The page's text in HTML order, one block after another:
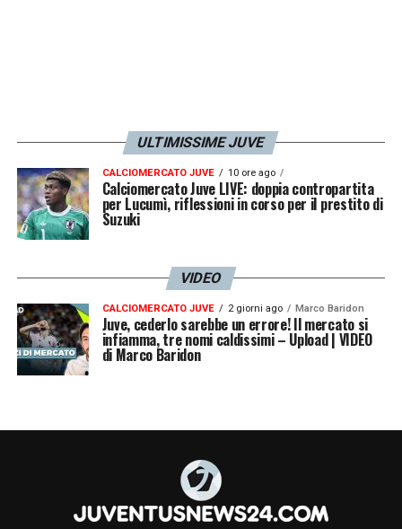
ULTIMISSIME JUVE
CALCIOMERCATO JUVE 10 ore ago
Calciomercato Juve LIVE: doppia contropartita
per Lucumì, riflessioni in corso per il prestito di
Suzuki
VIDEO
CALCIOMERCATO JUVE 2 giorni ago Marco Baridon
Juve, cederlo sarebbe un errore! Il mercato si
infiamma, tre nomi caldissimi – Upload | VIDEO
di Marco Baridon